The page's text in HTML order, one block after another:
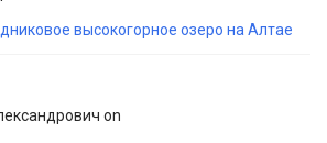
высокогорное озеро на Алтае
on